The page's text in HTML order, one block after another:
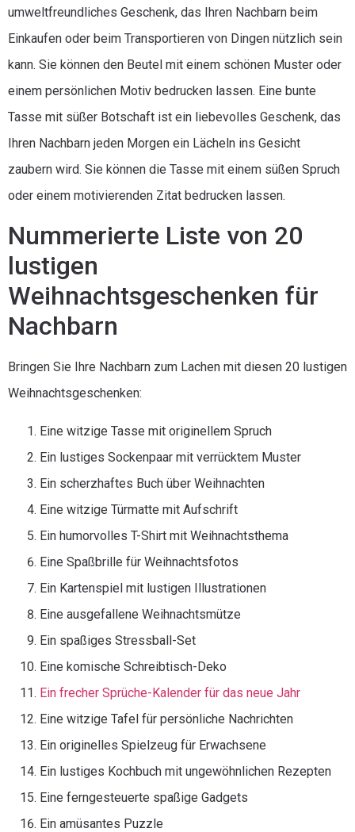
umweltfreundliches Geschenk, das Ihren Nachbarn beim
Einkaufen oder beim Transportieren von Dingen nützlich sein
kann. Sie können den Beutel mit einem schönen Muster oder
einem persönlichen Motiv bedrucken lassen. Eine bunte
Tasse mit süßer Botschaft ist ein liebevolles Geschenk, das
Ihren Nachbarn jeden Morgen ein Lächeln ins Gesicht
zaubern wird. Sie können die Tasse mit einem süßen Spruch
oder einem motivierenden Zitat bedrucken lassen.
Nummerierte Liste von 20
lustigen
Weihnachtsgeschenken für
Nachbarn
Bringen Sie Ihre Nachbarn zum Lachen mit diesen 20 lustigen
Weihnachtsgeschenken:
Eine witzige Tasse mit originellem Spruch
Ein lustiges Sockenpaar mit verrücktem Muster
Ein scherzhaftes Buch über Weihnachten
Eine witzige Türmatte mit Aufschrift
Ein humorvolles T-Shirt mit Weihnachtsthema
Eine Spaßbrille für Weihnachtsfotos
Ein Kartenspiel mit lustigen Illustrationen
Eine ausgefallene Weihnachtsmütze
Ein spaßiges Stressball-Set
Eine komische Schreibtisch-Deko
Ein frecher Sprüche-Kalender für das neue Jahr
Eine witzige Tafel für persönliche Nachrichten
Ein originelles Spielzeug für Erwachsene
Ein lustiges Kochbuch mit ungewöhnlichen Rezepten
Eine ferngesteuerte spaßige Gadgets
Ein amüsantes Puzzle